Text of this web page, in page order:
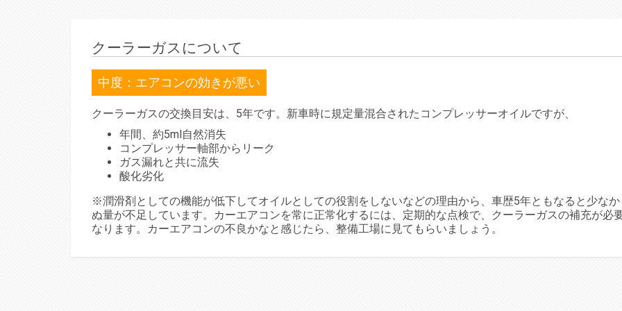
クーラーガスについて
中度：エアコンの効きが悪い
クーラーガスの交換目安は、5年です。新車時に規定量混合されたコンプレッサーオイルですが、
年間、約5ml自然消失
コンプレッサー軸部からリーク
ガス漏れと共に流失
酸化劣化
※潤滑剤としての機能が低下してオイルとしての役割をしないなどの理由から、車歴5年ともなると少な
ぬ量が不足しています。カーエアコンを常に正常化するには、定期的な点検で、クーラーガスの補充が必
なります。カーエアコンの不良かなと感じたら、整備工場に見てもらいましょう。